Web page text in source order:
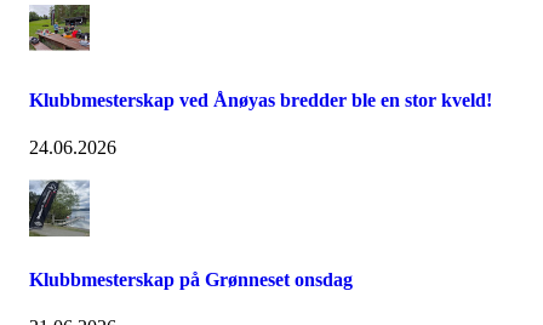
Klubbmesterskap ved Ånøyas bredder ble en stor kveld!
24.06.2026
Klubbmesterskap på Grønneset onsdag